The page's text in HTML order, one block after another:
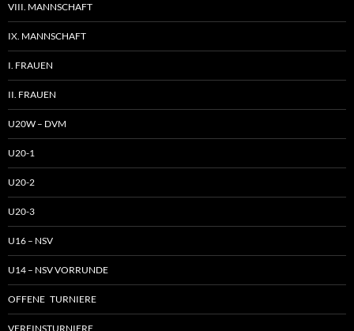
VIII. MANNSCHAFT
IX. MANNSCHAFT
I. FRAUEN
II. FRAUEN
U20W – DVM
U20-1
U20-2
U20-3
U16 – NSV
U14 – NSV VORRUNDE
OFFENE TURNIERE
VEREINSTURNIERE